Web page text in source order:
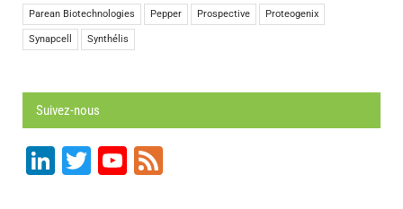
Parean Biotechnologies Pepper Prospective Proteogenix
Synapcell Synthélis
Suivez-nous
LinkedIn
TwitterYouTube